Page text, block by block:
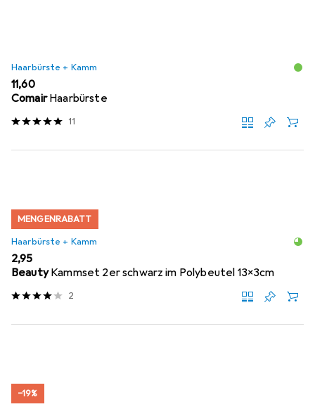
Haarbürste + Kamm
EUR
11,60
Comair Haarbürste
11
MENGENRABATT
Haarbürste + Kamm
EUR
2,95
Beauty Kammset 2er schwarz im Polybeutel 13x3cm
2
−19%